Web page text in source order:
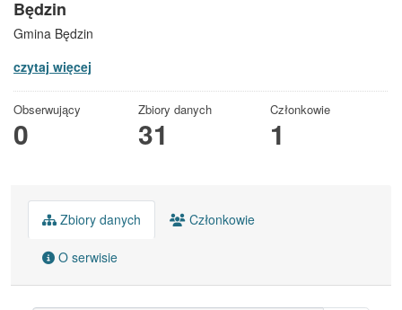
Będzin
Gmina Będzin
czytaj więcej
Obserwujący
0
Zbiory danych
31
Członkowie
1
Zbiory danych Członkowie
O serwisie